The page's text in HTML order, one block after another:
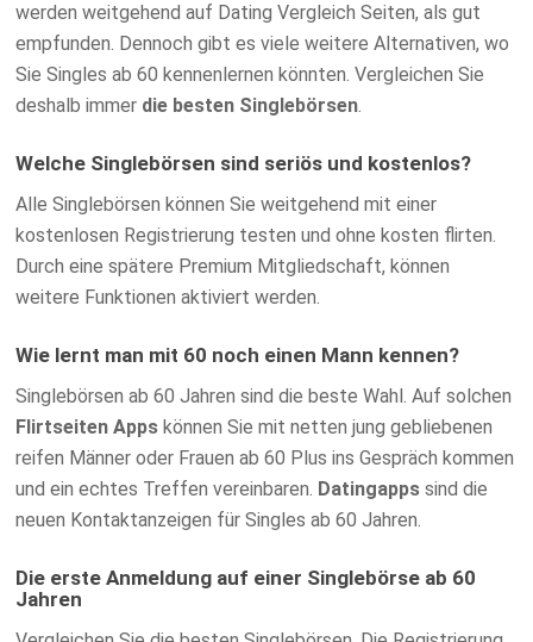
werden weitgehend auf Dating Vergleich Seiten, als gut
empfunden. Dennoch gibt es viele weitere Alternativen, wo
Sie Singles ab 60 kennenlernen könnten. Vergleichen Sie
deshalb immer die besten Singlebörsen.
Welche Singlebörsen sind seriös und kostenlos?
Alle Singlebörsen können Sie weitgehend mit einer
kostenlosen Registrierung testen und ohne kosten flirten.
Durch eine spätere Premium Mitgliedschaft, können
weitere Funktionen aktiviert werden.
Wie lernt man mit 60 noch einen Mann kennen?
Singlebörsen ab 60 Jahren sind die beste Wahl. Auf solchen
Flirtseiten Apps können Sie mit netten jung gebliebenen
reifen Männer oder Frauen ab 60 Plus ins Gespräch kommen
und ein echtes Treffen vereinbaren. Datingapps sind die
neuen Kontaktanzeigen für Singles ab 60 Jahren.
Die erste Anmeldung auf einer Singlebörse ab 60
Jahren